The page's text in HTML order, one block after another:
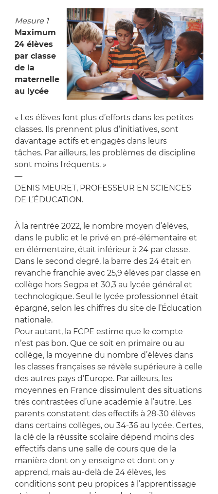
Mesure 1
Maximum
24 élèves
par classe
de la
maternelle
au lycée
« Les élèves font plus d’efforts dans les petites
classes. Ils prennent plus d’initiatives, sont
davantage actifs et engagés dans leurs
tâches. Par ailleurs, les problèmes de discipline
sont moins fréquents. »
—
DENIS MEURET, PROFESSEUR EN SCIENCES
DE L’ÉDUCATION.
À la rentrée 2022, le nombre moyen d’élèves,
dans le public et le privé en pré-élémentaire et
en élémentaire, était inférieur à 24 par classe.
Dans le second degré, la barre des 24 était en
revanche franchie avec 25,9 élèves par classe en
collège hors Segpa et 30,3 au lycée général et
technologique. Seul le lycée professionnel était
épargné, selon les chiffres du site de l’Éducation
nationale.
Pour autant, la FCPE estime que le compte
n’est pas bon. Que ce soit en primaire ou au
collège, la moyenne du nombre d’élèves dans
les classes françaises se révèle supérieure à celle
des autres pays d’Europe. Par ailleurs, les
moyennes en France dissimulent des situations
très contrastées d’une académie à l’autre. Les
parents constatent des effectifs à 28-30 élèves
dans certains collèges, ou 34-36 au lycée. Certes,
la clé de la réussite scolaire dépend moins des
effectifs dans une salle de cours que de la
manière dont on y enseigne et dont on y
apprend, mais au-delà de 24 élèves, les
conditions sont peu propices à l’apprentissage